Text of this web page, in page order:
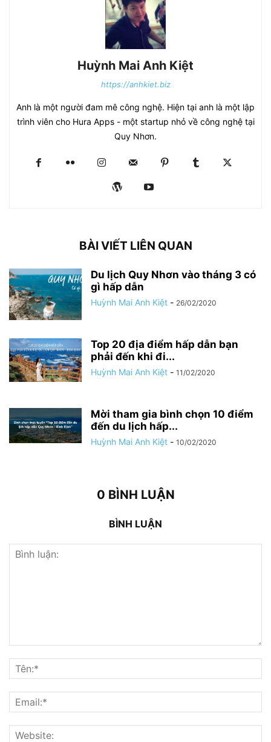
Huỳnh Mai Anh Kiệt
https://anhkiet.biz
Anh là một người đam mê công nghệ. Hiện tại anh là một lập
trình viên cho Hura Apps - một startup nhỏ về công nghệ tại
Quy Nhơn.
BÀI VIẾT LIÊN QUAN
Du lịch Quy Nhơn vào tháng 3 có
gì hấp dẫn
Huỳnh Mai Anh Kiệt - 26/02/2020
Top 20 địa điểm hấp dẫn bạn
phải đến khi đi...
Huỳnh Mai Anh Kiệt - 11/02/2020
Mời tham gia bình chọn 10 điểm
đến du lịch hấp...
Huỳnh Mai Anh Kiệt - 10/02/2020
0 BÌNH LUẬN
BÌNH LUẬN